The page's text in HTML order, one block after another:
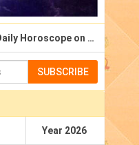
Daily Horoscope on Email
SUBSCRIBE
Year 2026